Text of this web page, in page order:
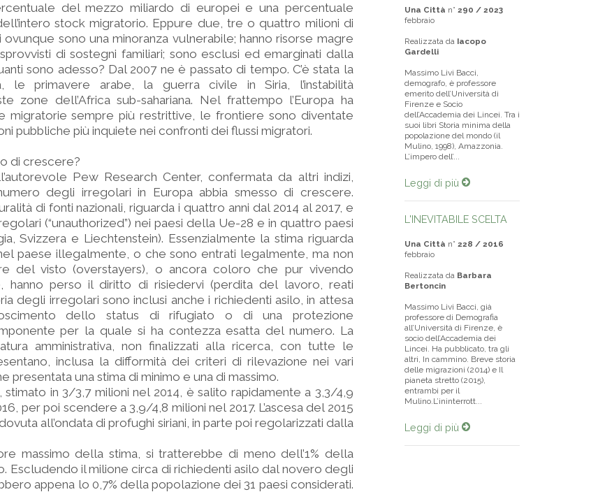
del mezzo miliardo di europei e una percentuale
stock migratorio. Eppure due, tre o quattro milioni di
sono una minoranza vulnerabile; hanno risorse magre
di sostegni familiari; sono esclusi ed emarginati dalla
sono adesso? Dal 2007 ne è passato di tempo. C’è stata la
le primavere arabe, la guerra civile in Siria, l’instabilità
zone dell’Africa sub-sahariana. Nel frattempo l’Europa ha
migratorie sempre più restrittive, le frontiere sono diventate
pubbliche più inquiete nei confronti dei flussi migratori.
di crescere?
Pew Research Center, confermata da altri indizi,
degli irregolari in Europa abbia smesso di crescere.
di fonti nazionali, riguarda i quattro anni dal 2014 al 2017, e
(“unauthorized”) nei paesi della Ue-28 e in quattro paesi
Svizzera e Liechtenstein). Essenzialmente la stima riguarda
paese illegalmente, o che sono entrati legalmente, ma non
del visto (overstayers), o ancora coloro che pur vivendo
hanno perso il diritto di risiedervi (perdita del lavoro, reati
degli irregolari sono inclusi anche i richiedenti asilo, in attesa
dello status di rifugiato o di una protezione
per la quale si ha contezza esatta del numero. La
amministrativa, non finalizzati alla ricerca, con tutte le
inclusa la difformità dei criteri di rilevazione nei vari
presentata una stima di minimo e una di massimo.
in 3/3,7 milioni nel 2014, è salito rapidamente a 3,3/4,9
per poi scendere a 3,9/4,8 milioni nel 2017. L’ascesa del 2015
all’ondata di profughi siriani, in parte poi regolarizzati dalla
massimo della stima, si tratterebbe di meno dell’1% della
Escludendo il milione circa di richiedenti asilo dal novero degli
appena lo 0,7% della popolazione dei 31 paesi considerati.
Una Città n° 290 / 2023
febbraio
Realizzata da Iacopo
Gardelli
Massimo Livi Bacci,
demografo, è professore
emerito dell’Università di
Firenze e Socio
dell’Accademia dei Lincei. Tra i
suoi libri Storia minima della
popolazione del mondo (il
Mulino, 1998), Amazzonia.
L’impero dell’...
Leggi di più
L'INEVITABILE SCELTA
Una Città n° 228 / 2016
febbraio
Realizzata da Barbara
Bertoncin
Massimo Livi Bacci, già
professore di Demografia
all’Università di Firenze, è
socio dell’Accademia dei
Lincei. Ha pubblicato, tra gli
altri, In cammino. Breve storia
delle migrazioni (2014) e Il
pianeta stretto (2015),
entrambi per il
Mulino.L’ininterrott...
Leggi di più